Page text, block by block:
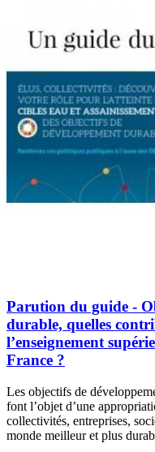
Parution du guide -
durable, quelles
l’enseignement
France ?
Les objectifs de
font l’objet d’une
collectivités, entreprises,
monde meilleur et plus